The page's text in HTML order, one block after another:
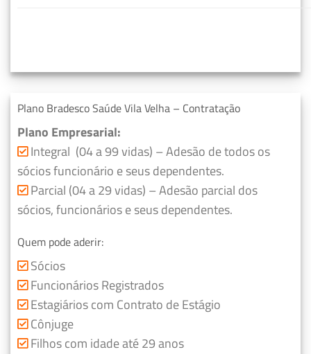
Plano Bradesco Saúde Vila Velha – Contratação
Plano Empresarial:
Integral (04 a 99 vidas) – Adesão de todos os
sócios funcionário e seus dependentes.
Parcial (04 a 29 vidas) – Adesão parcial dos
sócios, funcionários e seus dependentes.
Quem pode aderir:
Sócios
Funcionários Registrados
Estagiários com Contrato de Estágio
Cônjuge
Filhos com idade até 29 anos